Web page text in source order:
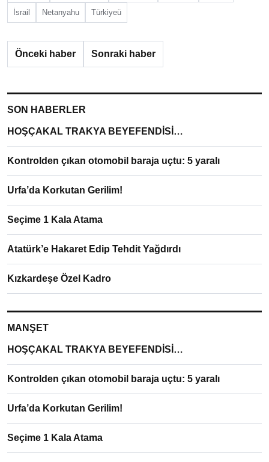
İsrail Netanyahu Türkiyeü
Önceki haber Sonraki haber
SON HABERLER
HOŞÇAKAL TRAKYA BEYEFENDİSİ…
Kontrolden çıkan otomobil baraja uçtu: 5 yaralı
Urfa’da Korkutan Gerilim!
Seçime 1 Kala Atama
Atatürk’e Hakaret Edip Tehdit Yağdırdı
Kızkardeşe Özel Kadro
MANŞET
HOŞÇAKAL TRAKYA BEYEFENDİSİ…
Kontrolden çıkan otomobil baraja uçtu: 5 yaralı
Urfa’da Korkutan Gerilim!
Seçime 1 Kala Atama